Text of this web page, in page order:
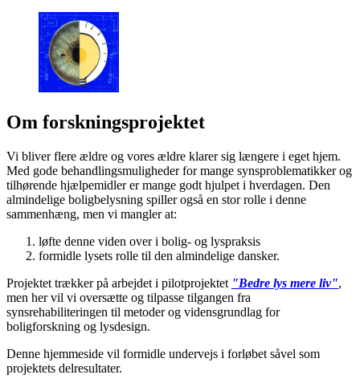
Om forskningsprojektet
Vi bliver flere ældre og vores ældre klarer sig længere i eget hjem.
Med gode behandlingsmuligheder for mange synsproblematikker og
tilhørende hjælpemidler er mange godt hjulpet i hverdagen. Den
almindelige boligbelysning spiller også en stor rolle i denne
sammenhæng, men vi mangler at:
løfte denne viden over i bolig- og lyspraksis
formidle lysets rolle til den almindelige dansker.
Projektet trækker på arbejdet i pilotprojektet "Bedre lys mere liv",
men her vil vi oversætte og tilpasse tilgangen fra
synsrehabiliteringen til metoder og vidensgrundlag for
boligforskning og lysdesign.
Denne hjemmeside vil formidle undervejs i forløbet såvel som
projektets delresultater.